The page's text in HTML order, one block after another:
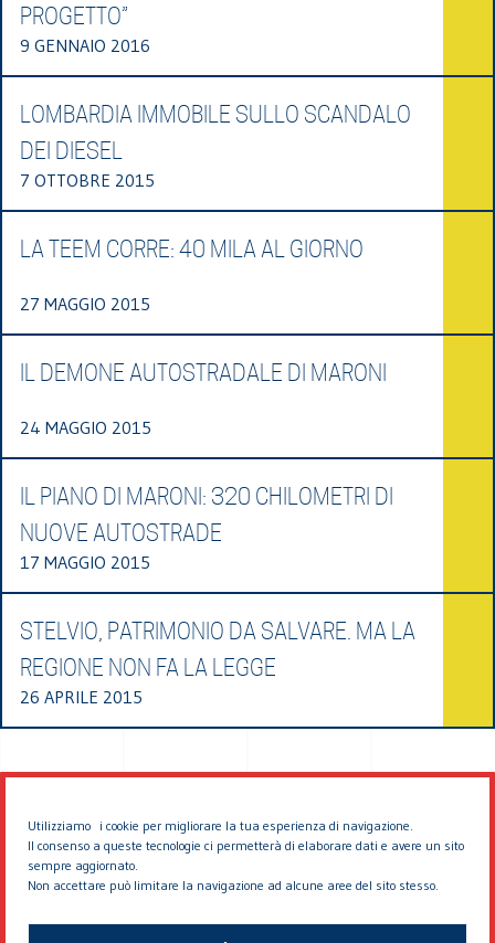
Utilizziamo i cookie per migliorare la tua esperienza di navigazione.
Il consenso a queste tecnologie ci permetterà di elaborare dati e avere un sito
sempre aggiornato.
Non accettare può limitare la navigazione ad alcune aree del sito stesso.
PROGETTO”
9 GENNAIO 2016
LOMBARDIA IMMOBILE SULLO SCANDALO
DEI DIESEL
7 OTTOBRE 2015
LA TEEM CORRE: 40 MILA AL GIORNO
27 MAGGIO 2015
IL DEMONE AUTOSTRADALE DI MARONI
24 MAGGIO 2015
IL PIANO DI MARONI: 320 CHILOMETRI DI
NUOVE AUTOSTRADE
17 MAGGIO 2015
STELVIO, PATRIMONIO DA SALVARE. MA LA
REGIONE NON FA LA LEGGE
26 APRILE 2015
© 2026 EDDYBURG